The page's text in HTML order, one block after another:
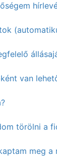
van
törölni a
meg a